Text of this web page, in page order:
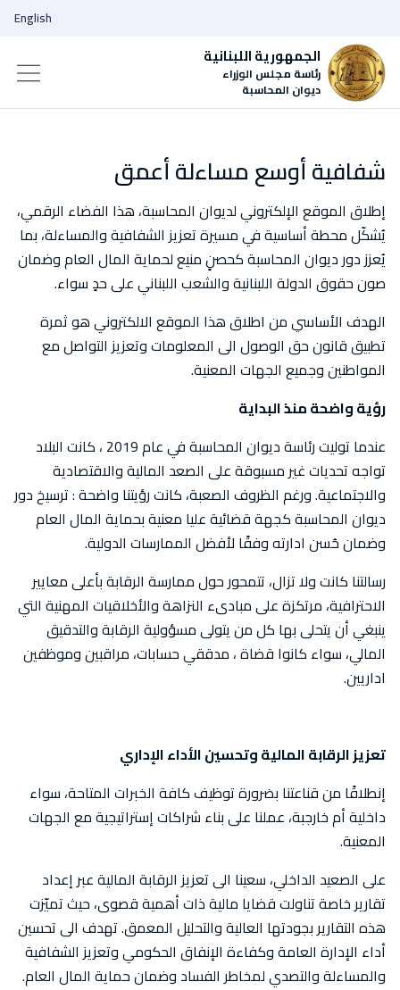
الجمهورية اللبنانية
رئاسة مجلس الوزراء
ديوان المحاسبة
English
شفافية أوسع مساءلة أعمق
إطلاق الموقع الإلكتروني لديوان المحاسبة، هذا الفضاء الرقمي،
يُشكّل محطة أساسية في مسيرة تعزيز الشفافية والمساءلة، بما
يُعزز دور ديوان المحاسبة كحصنٍ منيع لحماية المال العام وضمان
صون حقوق الدولة اللبنانية والشعب اللبناني على حدٍ سواء.
الهدف الأساسي من اطلاق هذا الموقع الالكتروني هو ثمرة
تطبيق قانون حق الوصول الى المعلومات وتعزيز التواصل مع
المواطنين وجميع الجهات المعنية.
رؤية واضحة منذ البداية
عندما توليت رئاسة ديوان المحاسبة في عام 2019 ، كانت البلاد
تواجه تحديات غير مسبوقة على الصعد المالية والاقتصادية
والاجتماعية. ورغم الظروف الصعبة، كانت رؤيتنا واضحة : ترسيخ دور
ديوان المحاسبة كجهة قضائية عليا معنية بحماية المال العام
وضمان حُسن ادارته وفقًا لأفضل الممارسات الدولية.
رسالتنا كانت ولا تزال، تتمحور حول ممارسة الرقابة بأعلى معايير
الاحترافية، مرتكزة على مبادىء النزاهة والأخلاقيات المهنية التي
ينبغي أن يتحلى بها كل من يتولى مسؤولية الرقابة والتدقيق
المالي، سواء كانوا قضاة ، مدققي حسابات، مراقبين وموظفين
اداريين.
تعزيز الرقابة المالية وتحسين الأداء الإداري
إنطلاقًا من قناعتنا بضرورة توظيف كافة الخبرات المتاحة، سواء
داخلية أم خارجبة، عملنا على بناء شراكات إستراتيجية مع الجهات
المعنية.
على الصعيد الداخلي، سعينا الى تعزيز الرقابة المالية عبر إعداد
تقارير خاصة تناولت قضايا مالية ذات أهمية قصوى، حيث تميّزت
هذه التقارير بجودتها العالية والتحليل المعمق. تهدف الى تحسين
أداء الإدارة العامة وكفاءة الإنفاق الحكومي وتعزيز الشفافية
والمساءلة والتصدي لمخاطر الفساد وضمان حماية المال العام.